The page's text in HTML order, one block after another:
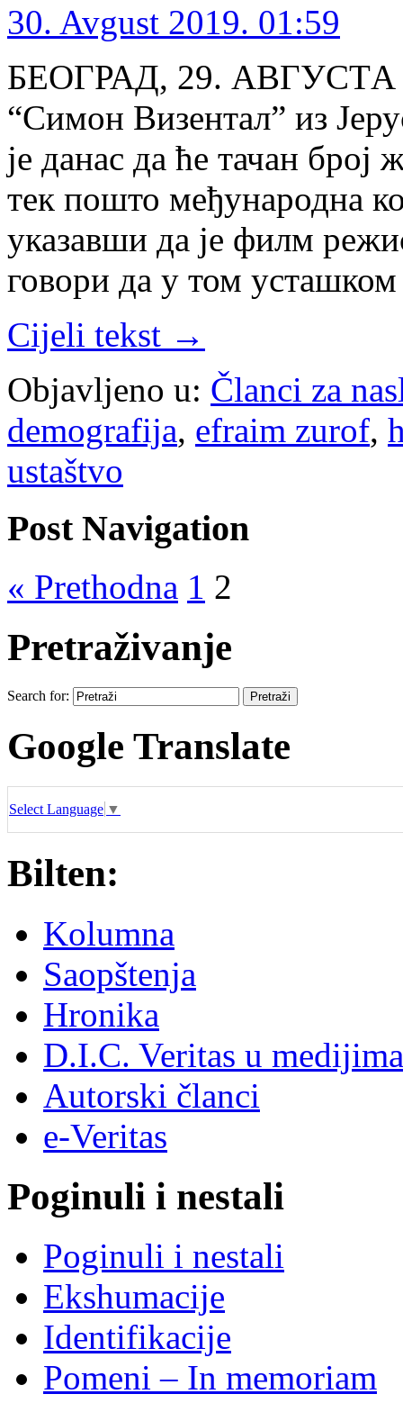
30. Avgust 2019. 01:59
БЕОГРАД, 29. АВГУСTА
“Симон Визентал” из
је данас да ће тачан број
тек пошто међународна
указавши да је филм
говори да у том
Cijeli tekst →
Objavljeno u: Članci za
demografija, efraim zurof,
ustaštvo
Post Navigation
« Prethodna 1 2
Pretraživanje
Search for:
Google Translate
Select Language ▼
Bilten:
Kolumna
Saopštenja
Hronika
D.I.C. Veritas u medijima
Autorski članci
e-Veritas
Poginuli i nestali
Poginuli i nestali
Ekshumacije
Identifikacije
Pomeni – In memoriam